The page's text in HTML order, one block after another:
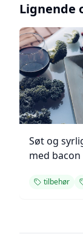
Lignende
Søt og
med bacon
tilbehør